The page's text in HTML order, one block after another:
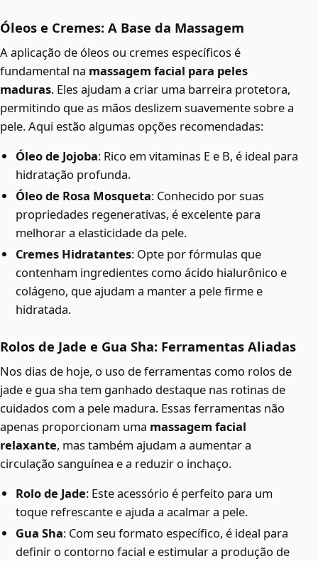
Óleos e Cremes: A Base da Massagem
A aplicação de óleos ou cremes específicos é
fundamental na massagem facial para peles
maduras. Eles ajudam a criar uma barreira protetora,
permitindo que as mãos deslizem suavemente sobre a
pele. Aqui estão algumas opções recomendadas:
Óleo de Jojoba: Rico em vitaminas E e B, é ideal para
hidratação profunda.
Óleo de Rosa Mosqueta: Conhecido por suas
propriedades regenerativas, é excelente para
melhorar a elasticidade da pele.
Cremes Hidratantes: Opte por fórmulas que
contenham ingredientes como ácido hialurônico e
colágeno, que ajudam a manter a pele firme e
hidratada.
Rolos de Jade e Gua Sha: Ferramentas Aliadas
Nos dias de hoje, o uso de ferramentas como rolos de
jade e gua sha tem ganhado destaque nas rotinas de
cuidados com a pele madura. Essas ferramentas não
apenas proporcionam uma massagem facial
relaxante, mas também ajudam a aumentar a
circulação sanguínea e a reduzir o inchaço.
Rolo de Jade: Este acessório é perfeito para um
toque refrescante e ajuda a acalmar a pele.
Gua Sha: Com seu formato específico, é ideal para
definir o contorno facial e estimular a produção de